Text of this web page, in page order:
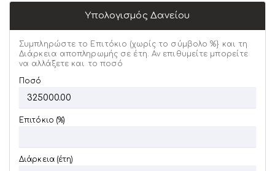
Υπολογισμός Δανείου
Συμπληρώστε το Επιτόκιο (χωρίς το σύμβολο %} και τη
Διάρκεια αποπληρωμής σε έτη. Αν επιθυμείτε μπορείτε
να αλλάξετε και το ποσό
Ποσό
Επιτόκιο (%)
Διάρκεια (έτη)